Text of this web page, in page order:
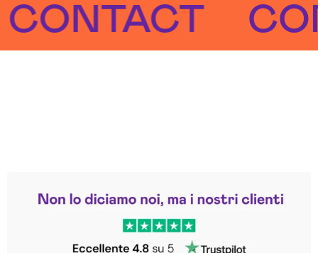
Trustpilot